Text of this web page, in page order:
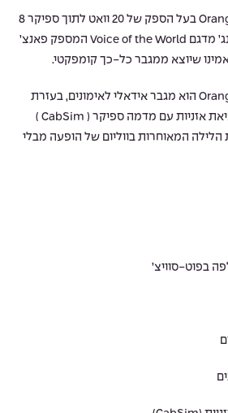
האורנג’ – Orange Crush 20RT בעל הספק של 20 וואט לתוך ספיקר 8
אינצ’ הייחודי לחברת אורנג’ מדגם Voice of the World המספק פאנצ’
שיוצא ממגבר כל-כך קומפקטי.
האורנג’ – Orange Crush 20RT הוא מגבר אידאלי לאימונים, בעזרת
חיבור Aux לפלייבקים ויציאת אזניות עם מדמה ספיקר ( CabSim )
המאוחרות בווליום של הופעה מבלי
בפוט-סוויצ’